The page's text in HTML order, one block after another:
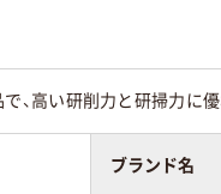
、高い研削力と研掃力に
ブランド名